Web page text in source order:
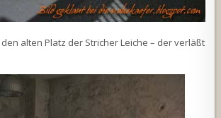
alten Platz der Stricher Leiche – der verläßt